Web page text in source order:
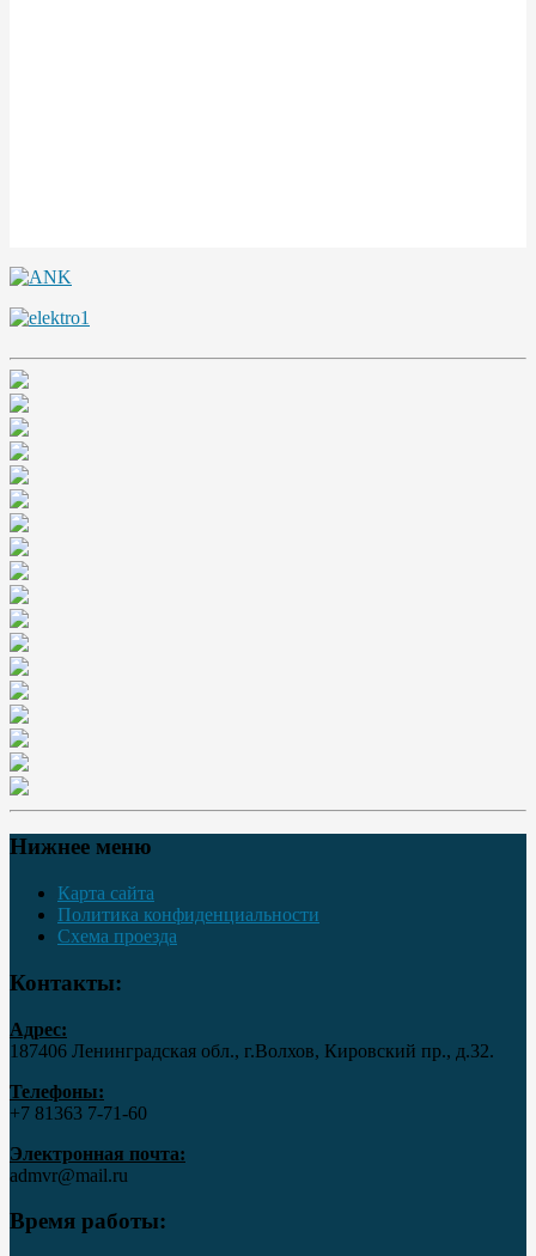
Нижнее меню
Карта сайта
Политика конфиденциальности
Схема проезда
Контакты:
Адрес:
187406 Ленинградская обл., г.Волхов, Кировский пр., д.32.
Телефоны:
+7 81363 7‑71-60
Электронная почта:
admvr@mail.ru
Время работы: